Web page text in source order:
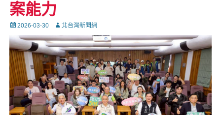
案能力
Posted
2026-03-30 Autor北台灣新聞網